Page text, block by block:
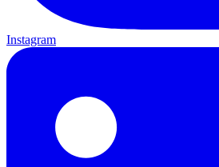
Instagram